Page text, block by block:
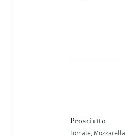
Prosciutto
Tomate, Mozzarella,